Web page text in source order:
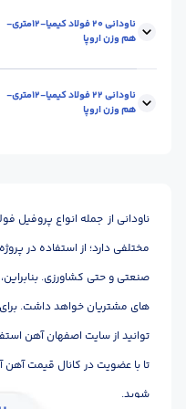
سایز ناودانی : 18
طول شاخه (m) :
ناودانی 20 فولاد کیمیا-12متری-
هم وزن اروپا
سایز ناودانی : 20
طول شاخه (m) :
ناودانی 22 فولاد کیمیا-12متری-
هم وزن اروپا
واحد :کیلوگرم
ناودانی از جمله انواع
مختلفی دارد؛ از استفاده در
صنعتی و حتی کشاورزی.
های مشتریان خواهد داشت.
توانید از سایت اصفهان آهن
تا با عضویت در کانال قیمت آهن
شوید.